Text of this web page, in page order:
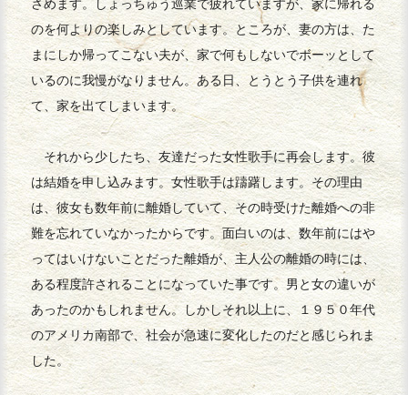
さめます。しょっちゅう巡業で疲れていますが、家に帰れる
のを何よりの楽しみとしています。ところが、妻の方は、た
まにしか帰ってこない夫が、家で何もしないでボーッとして
いるのに我慢がなりません。ある日、とうとう子供を連れ
て、家を出てしまいます。
それから少したち、友達だった女性歌手に再会します。彼
は結婚を申し込みます。女性歌手は躊躇します。その理由
は、彼女も数年前に離婚していて、その時受けた離婚への非
難を忘れていなかったからです。面白いのは、数年前にはや
ってはいけないことだった離婚が、主人公の離婚の時には、
ある程度許されることになっていた事です。男と女の違いが
あったのかもしれません。しかしそれ以上に、１９５０年代
のアメリカ南部で、社会が急速に変化したのだと感じられま
した。